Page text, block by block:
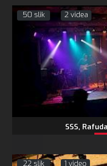
50 slik 2 videa
SSS,
22 slik 1 video